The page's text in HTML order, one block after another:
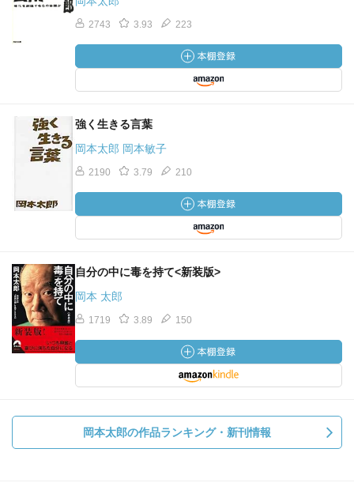
2743 3.93 223
強く生きる言葉
岡本太郎 岡本敏子
2190 3.79 210
自分の中に毒を持て<新装版>
岡本 太郎
1719 3.89 150
岡本太郎の作品ランキング・新刊情報